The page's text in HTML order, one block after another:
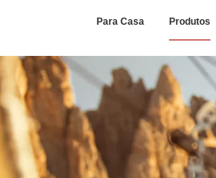
Para Casa Produtos